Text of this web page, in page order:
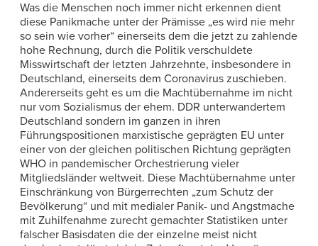
Was die Menschen noch immer nicht erkennen dient
diese Panikmache unter der Prämisse „es wird nie mehr
so sein wie vorher“ einerseits dem die jetzt zu zahlende
hohe Rechnung, durch die Politik verschuldete
Misswirtschaft der letzten Jahrzehnte, insbesondere in
Deutschland, einerseits dem Coronavirus zuschieben.
Andererseits geht es um die Machtübernahme im nicht
nur vom Sozialismus der ehem. DDR unterwandertem
Deutschland sondern im ganzen in ihren
Führungspositionen marxistische geprägten EU unter
einer von der gleichen politischen Richtung geprägten
WHO in pandemischer Orchestrierung vieler
Mitgliedsländer weltweit. Diese Machtübernahme unter
Einschränkung von Bürgerrechten „zum Schutz der
Bevölkerung“ und mit medialer Panik- und Angstmache
mit Zuhilfenahme zurecht gemachter Statistiken unter
falscher Basisdaten die der einzelne meist nicht